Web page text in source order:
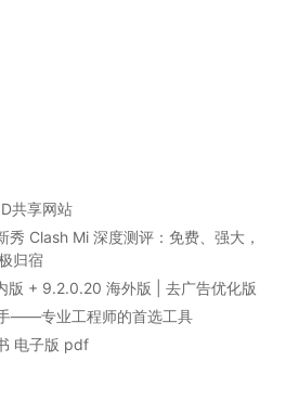
共享网站
秀 Clash Mi 深度测评：免费、强大，
归宿
版 + 9.2.0.20 海外版 | 去广告优化版
——专业工程师的首选工具
电子版 pdf